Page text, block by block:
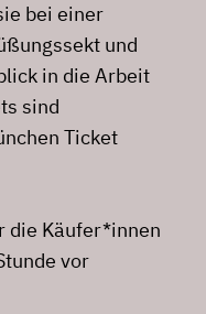
bei einer
und
in die Arbeit
sind
Ticket
die Käufer*innen
vor